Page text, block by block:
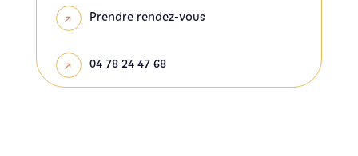
Prendre rendez-vous
04 78 24 47 68